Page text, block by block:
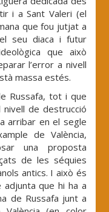
i a Sant Valeri (el
que fou jutjat a
seu diaca i futur
que això
l’error a nivell
massa estés.
Russafa, tot i que
de destrucció
arribar en el segle
de València,
una proposta
de les séquies
antics. I això és
que hi ha a
de Russafa junt a